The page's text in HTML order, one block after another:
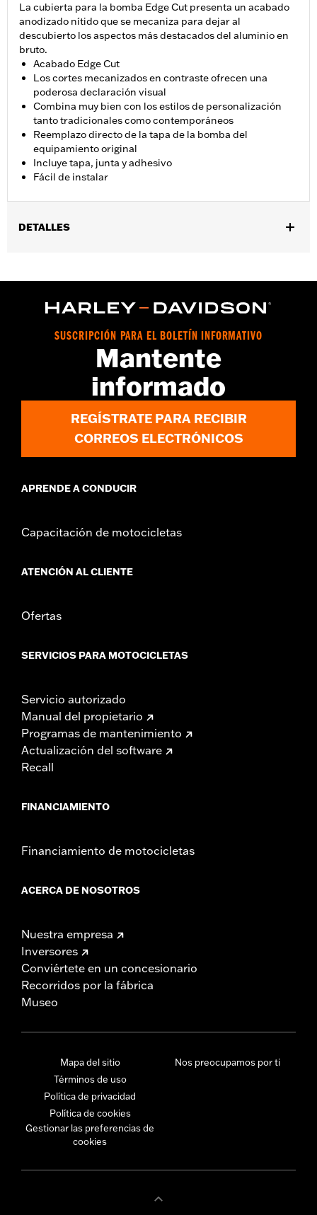
La cubierta para la bomba Edge Cut presenta un acabado
anodizado nítido que se mecaniza para dejar al
descubierto los aspectos más destacados del aluminio en
bruto.
Acabado Edge Cut
Los cortes mecanizados en contraste ofrecen una
poderosa declaración visual
Combina muy bien con los estilos de personalización
tanto tradicionales como contemporáneos
Reemplazo directo de la tapa de la bomba del
equipamiento original
Incluye tapa, junta y adhesivo
Fácil de instalar
DETALLES
Colección: Edge Cut
1 year limited warranty – Go to
d.com/warrantyfor full details
SUSCRIPCIÓN PARA EL BOLETÍN INFORMATIVO
Mantente
informado
REGÍSTRATE PARA RECIBIR
CORREOS ELECTRÓNICOS
APRENDE A CONDUCIR
Capacitación de motocicletas
ATENCIÓN AL CLIENTE
Ofertas
SERVICIOS PARA MOTOCICLETAS
Servicio autorizado
Manual del propietario
Programas de mantenimiento
Actualización del software
Recall
FINANCIAMIENTO
Financiamiento de motocicletas
ACERCA DE NOSOTROS
Nuestra empresa
Inversores
Conviértete en un concesionario
Recorridos por la fábrica
Museo
Mapa del sitio
Términos de uso
Política de privacidad
Política de cookies
Gestionar las preferencias de
cookies
Nos preocupamos por ti